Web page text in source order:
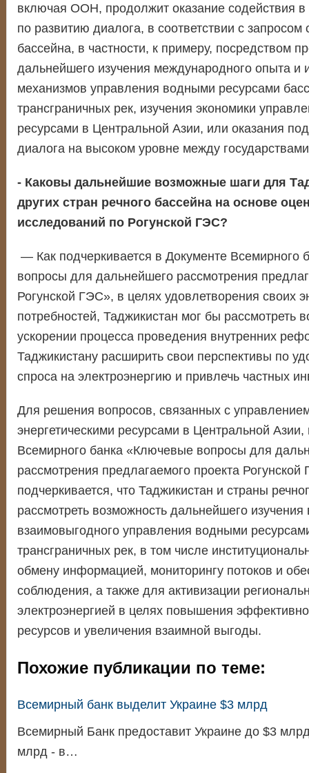
включая ООН, продолжит оказание содействия
по развитию диалога, в соответствии с запросом
бассейна, в частности, к примеру, посредством
дальнейшего изучения международного опыта и
механизмов управления водными ресурсами
трансграничных рек, изучения экономики
ресурсами в Центральной Азии, или оказания
диалога на высоком уровне между
- Каковы дальнейшие возможные шаги для
других стран речного бассейна на основе
исследований по Рогунской ГЭС?
— Как подчеркивается в Документе Всемирного
вопросы для дальнейшего рассмотрения
Рогунской ГЭС», в целях удовлетворения своих
потребностей, Таджикистан мог бы рассмотреть
ускорении процесса проведения внутренних
Таджикистану расширить свои перспективы по
спроса на электроэнергию и привлечь частных
Для решения вопросов, связанных с
энергетическими ресурсами в Центральной Азии,
Всемирного банка «Ключевые вопросы для
рассмотрения предлагаемого проекта Рогунской
подчеркивается, что Таджикистан и страны
рассмотреть возможность дальнейшего
взаимовыгодного управления водными
трансграничных рек, в том числе
обмену информацией, мониторингу потоков и
соблюдения, а также для активизации
электроэнергией в целях повышения
ресурсов и увеличения взаимной выгоды.
Похожие публикации по теме:
Всемирный банк выделит Украине $3 млрд
Всемирный Банк предоставит Украине до $3
млрд - в…